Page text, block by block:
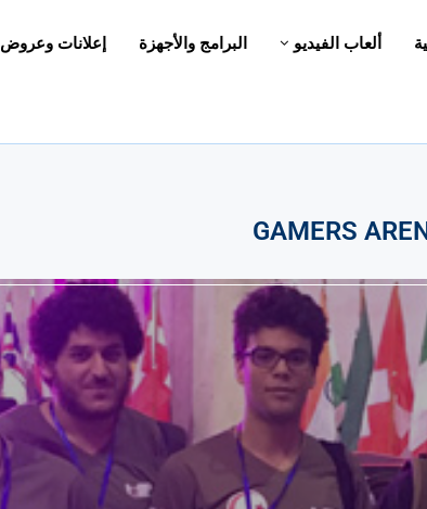
ألعاب الفيديو البرامج والأجهزة إعلانات وعروض
GAMERS